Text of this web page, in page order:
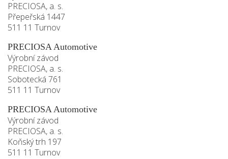
PRECIOSA, a. s.
Přepeřská 1447
511 11 Turnov
PRECIOSA Automotive
Výrobní závod
PRECIOSA, a. s.
Sobotecká 761
511 11 Turnov
PRECIOSA Automotive
Výrobní závod
PRECIOSA, a. s.
Koňský trh 197
511 11 Turnov